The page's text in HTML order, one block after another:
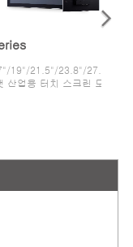
19"/21.5"/23.8"/27.0" 트
산업용 터치 스크린 모니터